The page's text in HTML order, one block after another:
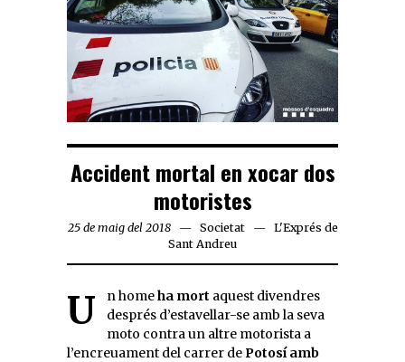
Accident mortal en xocar dos
motoristes
25 de maig del 2018 Societat
L'Exprés de
Sant Andreu
Un homeha mort aquest divendres
després d’estavellar-se amb la seva
moto contra un altre motorista a
l’encreuament del carrer dePotosí amb